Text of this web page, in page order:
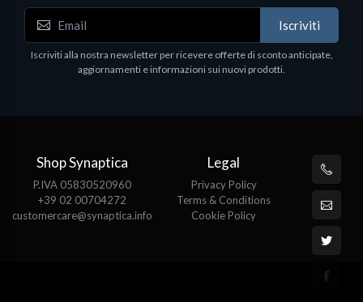
Iscriviti
Iscriviti alla nostra newsletter per ricevere offerte di sconto anticipate,
aggiornamenti e informazioni sui nuovi prodotti.
Shop Synaptica
P.IVA 05830520960
+39 02 00704272
customercare@synaptica.info
Legal
Privacy Policy
Terms & Conditions
Cookie Policy